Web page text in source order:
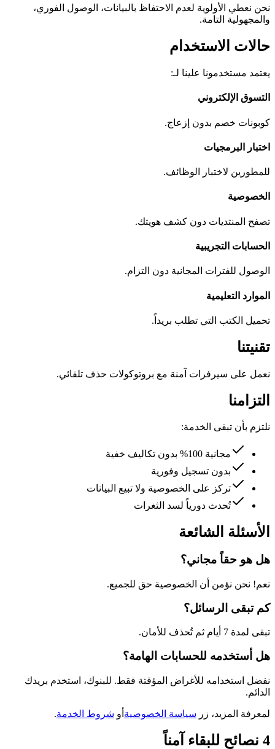
نحن نعطي الأولوية لعدم الاحتفاظ بالبيانات، الوصول الفوري،
والمجهولية التامة.
حالات الاستخدام
يعتمد مستخدمونا علينا لـ:
التسوق الإلكتروني
كوبونات خصم بدون إزعاج.
اختبار البرمجيات
للمطورين لاختبار الوظائف.
الخصوصية
تصفح المنتديات دون كشف هويتك.
الحسابات التجريبية
الوصول للفترات المجانية دون التزام.
الموارد التعليمية
تحميل الكتب التي تطلب بريداً.
تقنيتنا
نعمل على سيرفرات آمنة مع بروتوكولات حذف تلقائي.
التزامنا
نلتزم بأن تبقى الخدمة:
مجانية 100% بدون تكاليف خفية
بدون تسجيل وفورية
تركز على الخصوصية ولا تبيع البيانات
تُحدث دورياً لسد الثغرات
الأسئلة الشائعة
هل هو حقاً مجاني؟
نعم! نحن نؤمن أن الخصوصية حق للجميع.
كم تبقى الرسائل؟
تبقى لمدة 7 أيام ثم تُحذف للأمان.
هل أستخدمه للحسابات الهامة؟
نفضل استخدامه للأغراض المؤقتة فقط. للبنوك، استخدم بريدك
الدائم.
لمعرفة المزيد، زر سياسة الخصوصية أو شروط الخدمة.
4 نصائح للبقاء آمناً